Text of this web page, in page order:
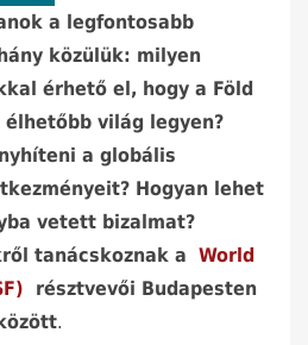
a legfontosabb
közülük: milyen
érhető el, hogy a Föld
világ legyen?
a globális
Hogyan lehet
vetett bizalmat?
tanácskoznak a World
résztvevői Budapesten
.